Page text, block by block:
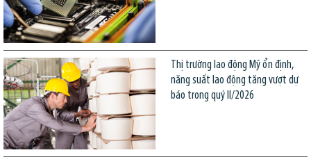
Thị trường lao động Mỹ ổn định,
năng suất lao động tăng vượt dự
báo trong quý II/2026